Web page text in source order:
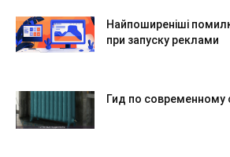
Найпоширеніші
при запуску реклами
Гид по